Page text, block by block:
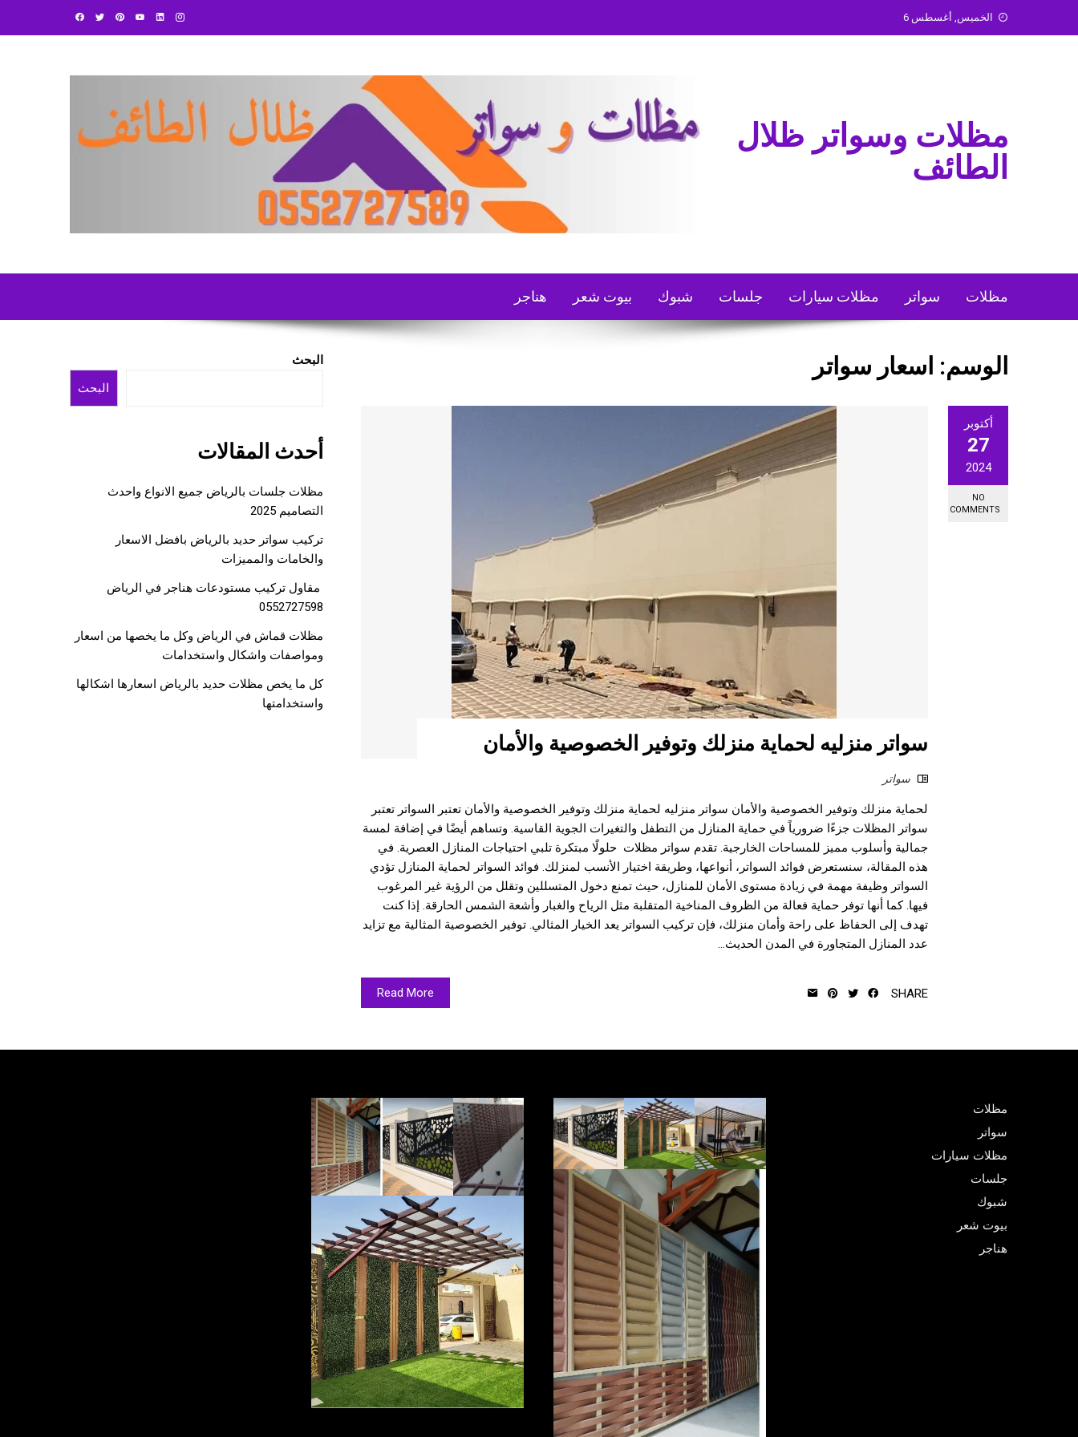
الخميس, أغسطس 6
مظلات وسواتر ظلال
الطائف
مظلات سواتر مظلات سيارات جلسات شبوك بيوت شعر هناجر
الوسم: اسعار سواتر
أكتوبر
27
2024
NO
COMMENTS
سواتر منزليه لحماية منزلك وتوفير الخصوصية والأمان
سواتر
لحماية منزلك وتوفير الخصوصية والأمان سواتر منزليه لحماية منزلك وتوفير الخصوصية والأمان تعتبر السواتر تعتبر
سواتر المظلات جزءًا ضرورياً في حماية المنازل من التطفل والتغيرات الجوية القاسية. وتساهم أيضًا في إضافة لمسة
جمالية وأسلوب مميز للمساحات الخارجية. تقدم سواتر مظلات حلولًا مبتكرة تلبي احتياجات المنازل العصرية. في
هذه المقالة، سنستعرض فوائد السواتر، أنواعها، وطريقة اختيار الأنسب لمنزلك. فوائد السواتر لحماية المنازل تؤدي
السواتر وظيفة مهمة في زيادة مستوى الأمان للمنازل، حيث تمنع دخول المتسللين وتقلل من الرؤية غير المرغوب
فيها. كما أنها توفر حماية فعالة من الظروف المناخية المتقلبة مثل الرياح والغبار وأشعة الشمس الحارقة. إذا كنت
تهدف إلى الحفاظ على راحة وأمان منزلك، فإن تركيب السواتر يعد الخيار المثالي. توفير الخصوصية المثالية مع تزايد
عدد المنازل المتجاورة في المدن الحديث...
Read More SHARE
البحث
البحث
أحدث المقالات
مظلات جلسات بالرياض جميع الانواع واحدث
التصاميم 2025
تركيب سواتر حديد بالرياض بافضل الاسعار
والخامات والمميزات
مقاول تركيب مستودعات هناجر في الرياض
0552727598
مظلات قماش في الرياض وكل ما يخصها من اسعار
ومواصفات واشكال واستخدامات
كل ما يخص مظلات حديد بالرياض اسعارها اشكالها
واستخدامتها
مظلات
سواتر
مظلات سيارات
جلسات
شبوك
بيوت شعر
هناجر